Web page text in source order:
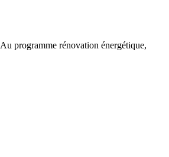
programme rénovation énergétique,